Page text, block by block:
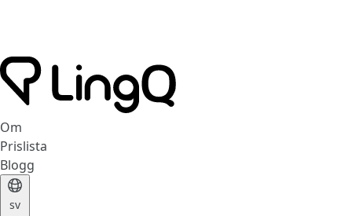
Om
Prislista
Blogg
sv